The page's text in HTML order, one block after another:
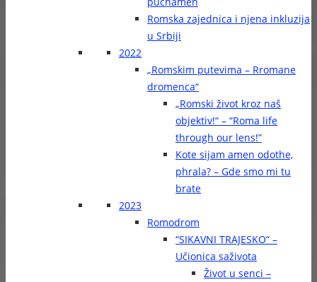
Romska zajednica i njena inkluzija
u Srbiji
2022
„Romskim putevima – Rromane
dromenca“
„Romski život kroz naš
objektiv!“ – “Roma life
through our lens!”
Kote sijam amen odothe,
phrala? – Gde smo mi tu
brate
2023
Romodrom
“SIKAVNI TRAJESKO“ –
Učionica saživota
Život u senci –